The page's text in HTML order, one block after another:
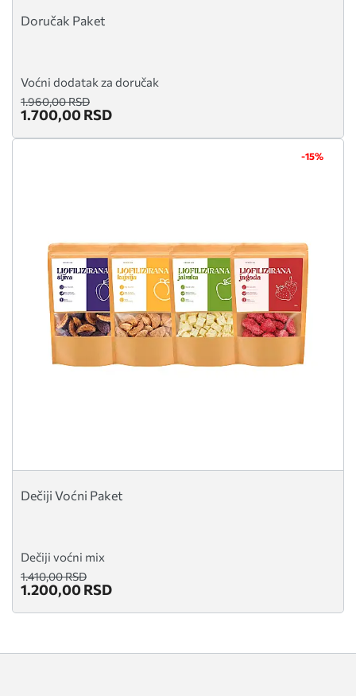
Doručak Paket
Voćni dodatak za doručak
1.960,00 RSD
1.700,00 RSD
-15%
Dečiji Voćni Paket
Dečiji voćni mix
1.410,00 RSD
1.200,00 RSD